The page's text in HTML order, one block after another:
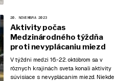
20. NOVEMBRA 2023
Aktivity počas
Medzinárodného týždňa
proti nevyplácaniu miezd
V týždni medzi 16.-22. októbrom sa v
rôznych krajinách sveta konali aktivity
súvisiace s nevyplácaním miezd. Niekde